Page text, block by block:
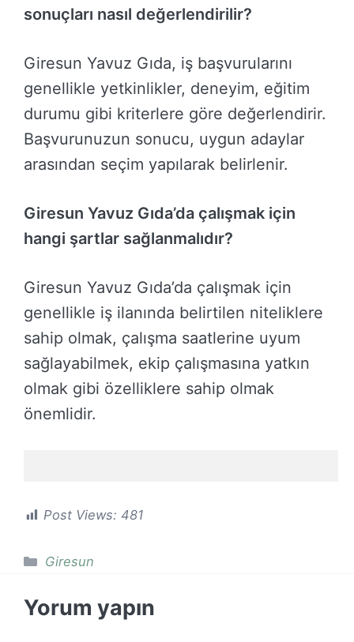
sonuçları nasıl değerlendirilir?
Giresun Yavuz Gıda, iş başvurularını
genellikle yetkinlikler, deneyim, eğitim
durumu gibi kriterlere göre değerlendirir.
Başvurunuzun sonucu, uygun adaylar
arasından seçim yapılarak belirlenir.
Giresun Yavuz Gıda’da çalışmak için
hangi şartlar sağlanmalıdır?
Giresun Yavuz Gıda’da çalışmak için
genellikle iş ilanında belirtilen niteliklere
sahip olmak, çalışma saatlerine uyum
sağlayabilmek, ekip çalışmasına yatkın
olmak gibi özelliklere sahip olmak
önemlidir.
Post Views: 481
Kategoriler
Giresun
Yorum yapın